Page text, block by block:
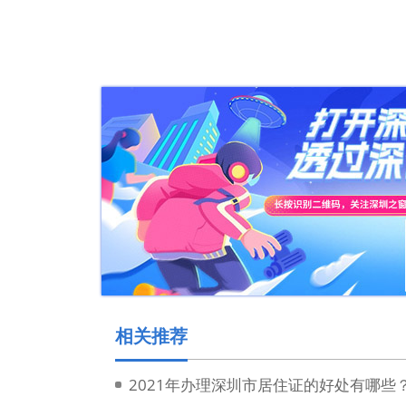
相关推荐
2021年办理深圳市居住证的好处有哪些